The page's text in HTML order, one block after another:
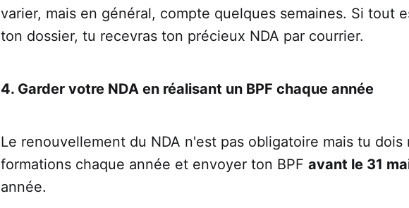
varier, mais en général, compte quelques semaines. Si tout
ton dossier, tu recevras ton précieux NDA par courrier.
4. Garder votre NDA en réalisant un BPF chaque année
Le renouvellement du NDA n'est pas obligatoire mais tu dois
formations chaque année et envoyer ton BPF avant le 31
année.